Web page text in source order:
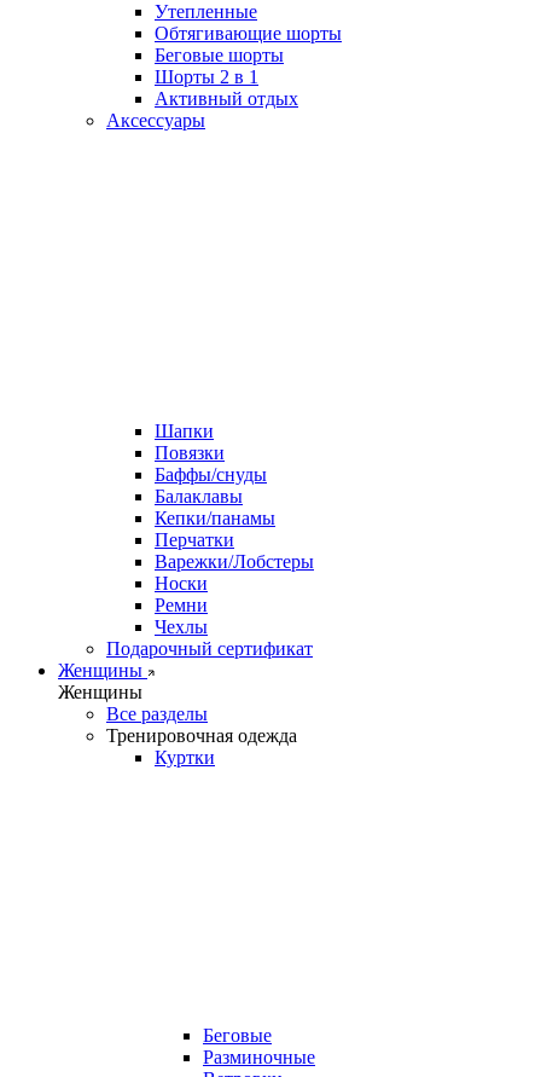
Утепленные
Обтягивающие шорты
Беговые шорты
Шорты 2 в 1
Активный отдых
Аксессуары
Шапки
Повязки
Баффы/снуды
Балаклавы
Кепки/панамы
Перчатки
Варежки/Лобстеры
Носки
Ремни
Чехлы
Подарочный сертификат
Женщины
Женщины
Все разделы
Тренировочная одежда
Куртки
Беговые
Разминочные